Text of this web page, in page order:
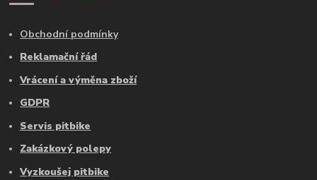
Obchodní podmínky
Reklamační řád
Vrácení a výměna zboží
GDPR
Servis pitbike
Zakázkový polepy
Vyzkoušej pitbike